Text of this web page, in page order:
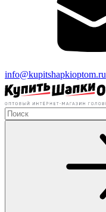
info@kupitshapkioptom.ru